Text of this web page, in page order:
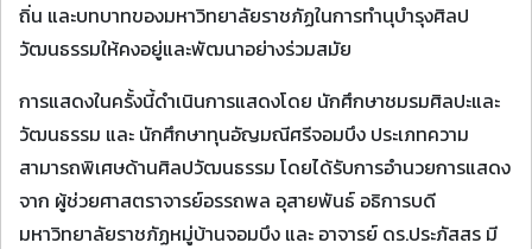
ถิ่น และบทบาทของมหาวิทยาลัยราชภัฏในการทำนุบำรุงศิลป
วัฒนธรรมให้คงอยู่และพัฒนาอย่างร่วมสมัย
การแสดงในครั้งนี้ดำเนินการแสดงโดย นักศึกษาชมรมศิลปะและ
วัฒนธรรม และ นักศึกษาทุนอัญมณีศรีจอมบึง ประเภทความ
สามารถพิเศษด้านศิลปวัฒนธรรม โดยได้รับการอำนวยการแสดง
จาก ผู้ช่วยศาสตราจารย์อรรถพล อุสายพันธ์ อธิการบดี
มหาวิทยาลัยราชภัฏหมู่บ้านจอมบึง และ อาจารย์ ดร.ประภัสสร มี